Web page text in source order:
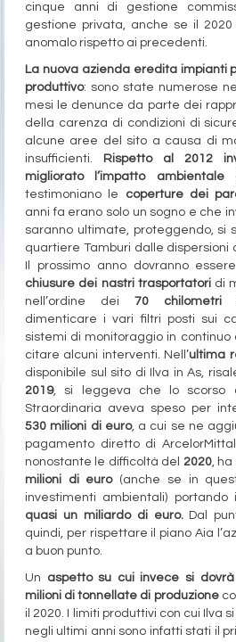
cinque anni di gestione
gestione privata, anche se il
anomalo rispetto ai precedenti.
La nuova azienda eredita impianti
produttivo: sono state numerose
mesi le denunce da parte dei
della carenza di condizioni di
alcune aree del sito a causa di
insufficienti.
Rispetto al 2012
migliorato l’impatto ambientale
testimoniano le
coperture dei
anni fa erano solo un sogno e che
saranno ultimate, proteggendo, si
quartiere Tamburi dalle dispersioni
Il prossimo anno dovranno
chiusure dei nastri trasportatoridi
nell’ordine dei 70 chilometri
dimenticare i vari filtri posti sui
sistemi di monitoraggio in continuo
citare alcuni interventi. Nell’ultima
disponibile sul sito di Ilva in As,
2019, si leggeva che lo scorso
Straordinaria aveva speso per
530 milioni di euro, a cui se ne
pagamento diretto di
nonostante le difficoltà del
2020, ha
milioni di euro(anche se in
investimenti ambientali)
quasi un miliardo di euro.Dal
quindi, per rispettare il piano Aia
a buon punto.
Un aspetto su cui invece si
milioni di tonnellate di produzione
il 2020. I limiti produttivi con cui Ilva
negli ultimi anni sono infatti stati il